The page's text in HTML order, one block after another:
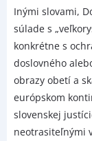
Inými slovami,
súlade s
konkrétne s
doslovného
obrazy obetí a
európskom
slovenskej
neotrasiteľnými